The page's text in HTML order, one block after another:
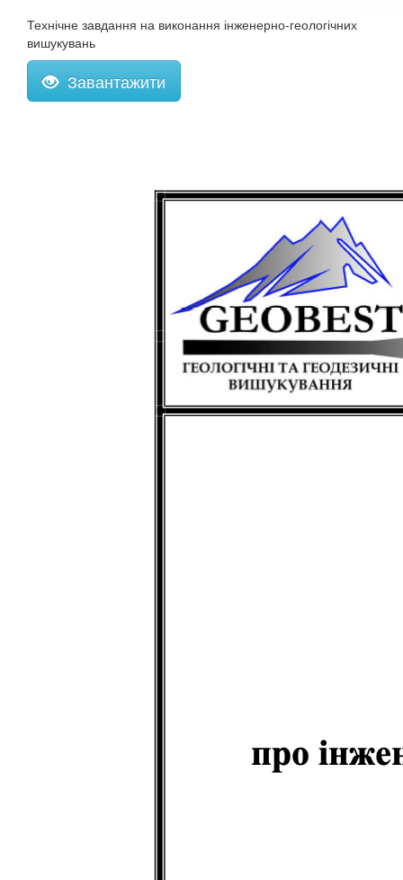
Технічне завдання на виконання інженерно-геологічних
вишукувань
Завантажити